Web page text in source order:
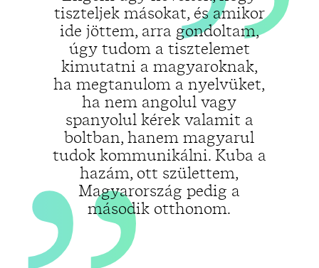
tiszteljek másokat, és amikor
ide jöttem, arra gondoltam,
úgy tudom a tisztelemet
kimutatni a magyaroknak,
ha megtanulom a nyelvüket,
ha nem angolul vagy
spanyolul kérek valamit a
boltban, hanem magyarul
tudok kommunikálni. Kuba a
hazám, ott születtem,
Magyarország pedig a
második otthonom.